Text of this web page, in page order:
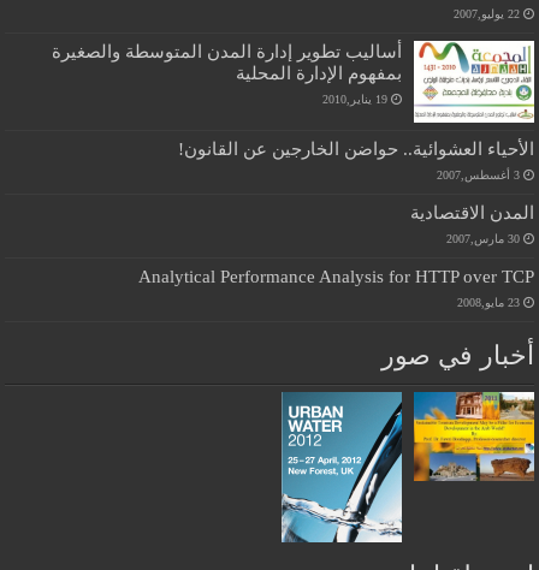
22 يوليو,2007
أساليب تطوير إدارة المدن المتوسطة والصغيرة
بمفهوم الإدارة المحلية
19 يناير,2010
الأحياء العشوائية.. حواضن الخارجين عن القانون!
3 أغسطس,2007
المدن الاقتصادية
30 مارس,2007
Analytical Performance Analysis for HTTP over TCP
23 مايو,2008
أخبار في صور